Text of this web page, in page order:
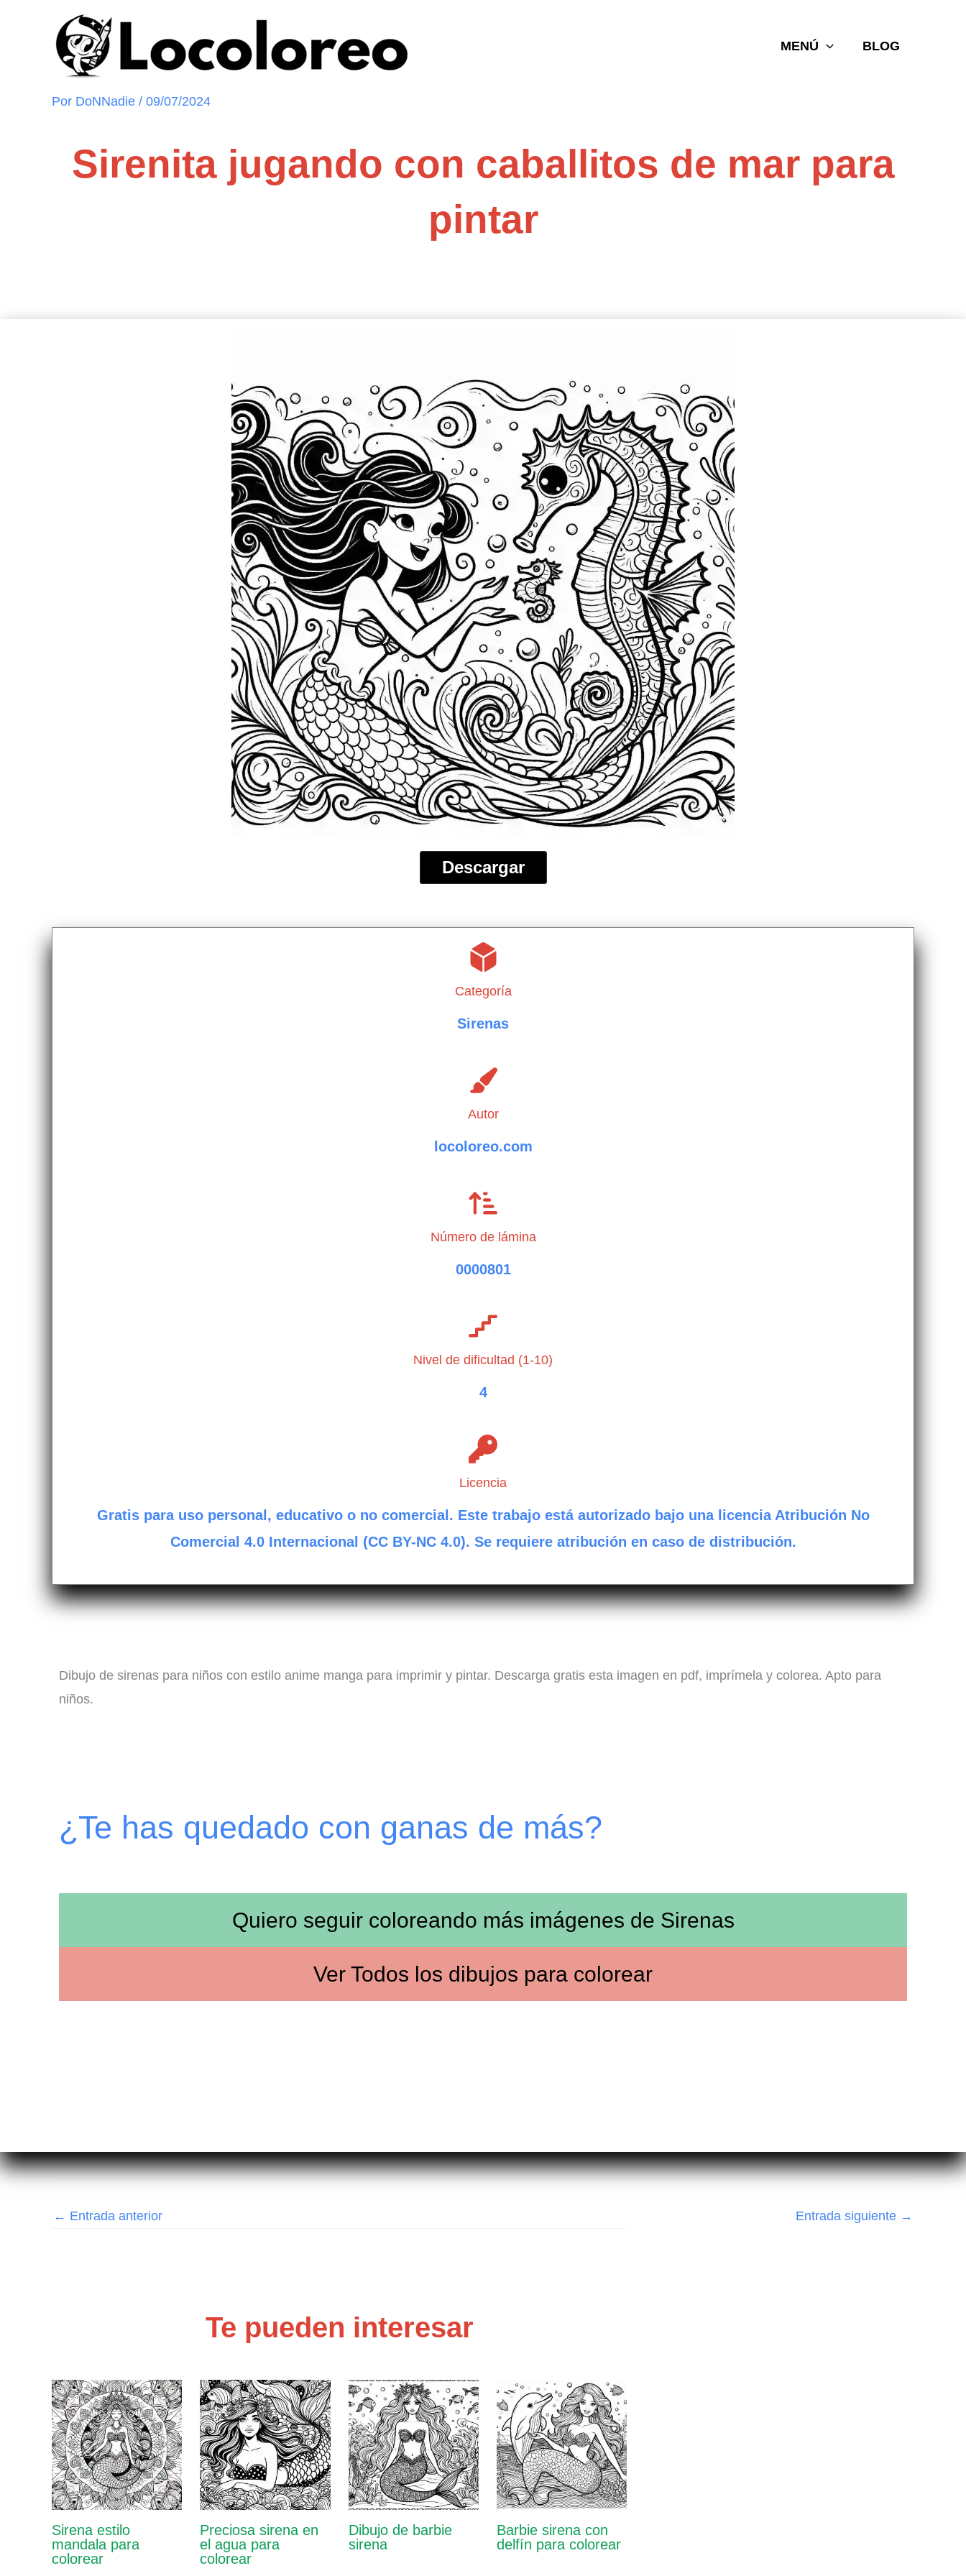
MENÚ BLOG
Por DoNNadie / 09/07/2024
Sirenita jugando con caballitos de mar para
pintar
Descargar
Categoría
Sirenas
Autor
locoloreo.com
Número de lámina
0000801
Nivel de dificultad (1-10)
4
Licencia
Gratis para uso personal, educativo o no comercial. Este trabajo está autorizado bajo una licencia Atribución No
Comercial 4.0 Internacional (CC BY-NC 4.0). Se requiere atribución en caso de distribución.
Dibujo de sirenas para niños con estilo anime manga para imprimir y pintar. Descarga gratis esta imagen en pdf, imprímela y colorea. Apto para
niños.
¿Te has quedado con ganas de más?
Quiero seguir coloreando más imágenes de Sirenas
Ver Todos los dibujos para colorear
← Entrada anterior Entrada siguiente →
Te pueden interesar
Sirena estilo
mandala para
colorear
Preciosa sirena en
el agua para
colorear
Dibujo de barbie
sirena
Barbie sirena con
delfín para colorear